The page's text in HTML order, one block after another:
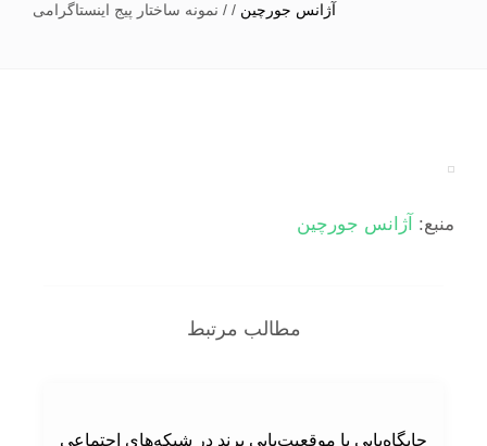
آژانس جورچین/
/نمونه ساختار پیج اینستاگرامی
منبع:آژانس جورچین
مطالب مرتبط
جایگاه‌یابی یا موقعیت‌یابی برند در شبکه‌های اجتماعی